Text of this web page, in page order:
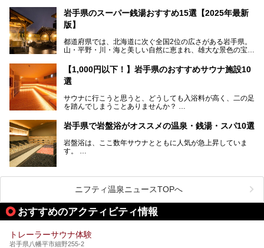
───
提供元：株式会社西武・プリンスホテルズワールドワイド
この記事は雫石プリンスホテルのPR記事です。
この記事では、花巻温泉の魅力、おすすめの宿・注目すべき
観光スポット・味わい深い食事処・気軽に立ち寄れる日帰り
花巻温泉での日常を忘れられる特別な体験を通じて、いつも
岩手県のスーパー銭湯おすすめ15選【2025年最新
版】
都道府県では、北海道に次ぐ全国2位の広さがある岩手県。
山・平野・川・海と美しい自然に恵まれ、雄大な景色の宝庫
三陸の魚介類などの岩手グルメは全国に知られていますね。
大自然に囲まれた岩手県には、温泉が多く湧き出していま
す。今回は、岩手県でおすすめのスーパー銭湯をご紹介しま
【1,000円以下！】岩手県のおすすめサウナ施設10
選
サウナに行こうと思うと、どうしても入浴料が高く、二の足
を踏んでしまうことありませんか？
そこで値段を抑えた格安でお風呂とサウナを満喫できる充実
の施設を紹介します！
サクッと、月何回もサウナを楽しみたい人にとってはピッタ
リの場所ばかりなんですよ。
岩手県で岩盤浴がオススメの温泉・銭湯・スパ10選
岩盤浴は、ここ数年サウナとともに人気が急上昇していま
す。
今回は、岩手県でおすすめの温泉、銭湯、スパにある岩盤浴
を紹介します！
温度も低めなので、暑いのが苦手な人でも大満足な施設です
ニフティ温泉ニュースTOPへ
おすすめのアクティビティ情報
トレーラーサウナ体験
岩手県八幡平市細野255-2